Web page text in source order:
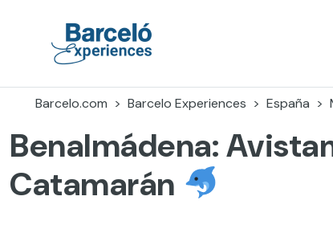
Barcelo.com
Barcelo Experiences España
Benalmádena:
Catamarán